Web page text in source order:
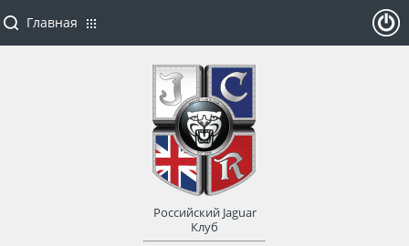
Главная
Российский Jaguar
Клуб